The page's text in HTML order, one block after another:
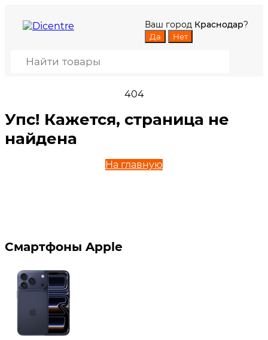
Ваш город Краснодар?
404
Упс! Кажется, страница не
найдена
На главную
Смартфоны Apple